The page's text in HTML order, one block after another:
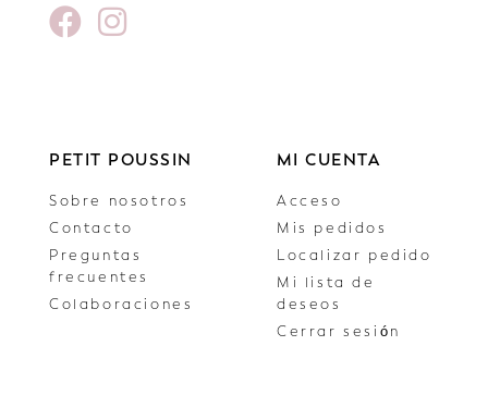
PETIT POUSSIN
Sobre nosotros
Contacto
Preguntas
frecuentes
Colaboraciones
MI CUENTA
Acceso
Mis pedidos
Localizar pedido
Mi lista de
deseos
Cerrar sesión